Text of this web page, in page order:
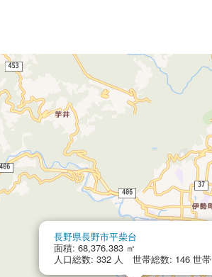
長野県長野市平柴台
面積: 68,376.383 ㎡
人口総数: 332 人 世帯総数: 146 世帯